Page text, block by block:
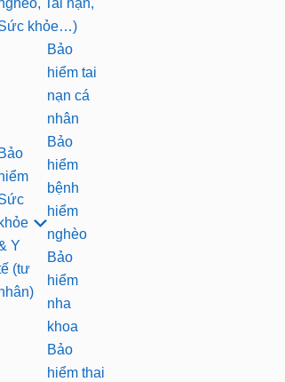
Tai nạn,
khỏe…)
Bảo
hiểm
khỏe
Y
(tư
Bảo
hiểm tai
nạn cá
nhân
Bảo
hiểm
bệnh
hiểm
nghèo
Bảo
hiểm
nha
khoa
Bảo
hiểm thai